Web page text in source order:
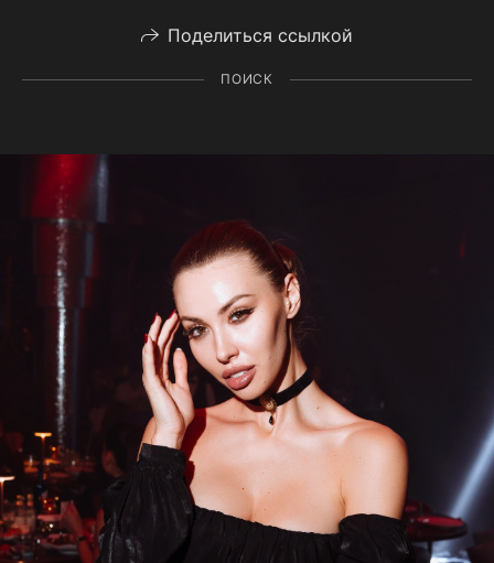
Поделиться ссылкой
ПОИСК